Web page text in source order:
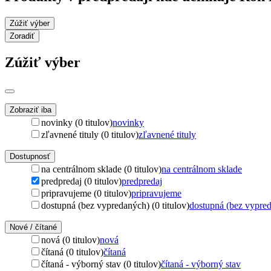
Zúžiť výber
Zoradiť
Zúžiť výber
Zobraziť iba
novinky (0 titulov)novinky
zľavnené tituly (0 titulov)zľavnené tituly
Dostupnosť
na centrálnom sklade (0 titulov)na centrálnom sklade
predpredaj (0 titulov)predpredaj
pripravujeme (0 titulov)pripravujeme
dostupná (bez vypredaných) (0 titulov)dostupná (bez
Nové / čítané
nová (0 titulov)nová
čítaná (0 titulov)čítaná
čítaná - výborný stav (0 titulov)čítaná - výborný stav